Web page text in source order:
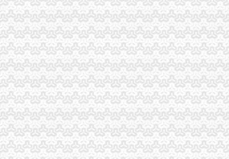
观看
_图文教程_教程_2345软件教程（多
注册免费,免费TK域名,免费ML域
业师面授班全面免费注册即可预约
送会员】手游棋牌注册送可提现